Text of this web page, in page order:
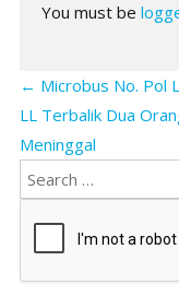
You must be
← Microbus No. Pol
LL Terbalik Dua
Meninggal